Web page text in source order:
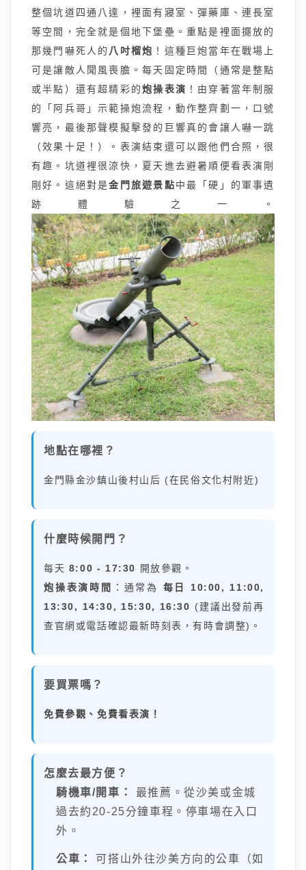
整個坑道四通八達，裡面有寢室、彈藥庫、連長室
等空間，完全就是個地下堡壘。重點是裡面擺放的
那幾門嚇死人的 八吋榴炮 ！這種巨炮當年在戰場上
可是讓敵人聞風喪膽。每天固定時間（通常是整點
或半點）還有超精彩的炮操表演 ！由穿著當年制服
的「阿兵哥」示範操炮流程，動作整齊劃一，口號
響亮，最後那聲模擬擊發的巨響真的會讓人嚇一跳
（效果十足！）。表演結束還可以跟他們合照，很
有趣。坑道裡很涼快，夏天進去避暑順便看表演剛
剛好。這絕對是金門旅遊景點中最「硬」的軍事遺
跡體驗之一。
地點在哪裡？
金門縣金沙鎮山後村山后 (在民俗文化村附近)
什麼時候開門？
每天 8:00 - 17:30
開放參觀。
炮操表演時間
：通常為 每日 10:00, 11:00,
13:30, 14:30, 15:30, 16:30 (建議出發前再
查官網或電話確認最新時刻表，有時會調整)。
要買票嗎？
免費參觀、免費看表演！
怎麼去最方便？
騎機車/開車：
最推薦。從沙美或金城
過去約20-25分鐘車程。停車場在入口
外。
公車：
可搭山外往沙美方向的公車（如